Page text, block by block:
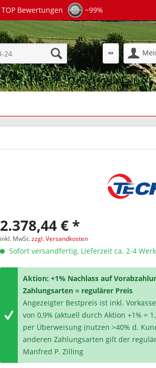
TOP Bewertungen ~99%
2.378,44 € *
inkl. MwSt.zzgl. Versandkosten
Sofort versandfertig, Lieferzeit ca. 2-4
Aktion: +1% Nachlass auf
Zahlungsarten = regulärer Preis
Angezeigter Bestpreis ist inkl.
von 0,9% (aktuell durch Aktion +1% =
per Überweisung (nutzen >40% d.
anderen Zahlungsarten gilt der
Manfred P. Zilling